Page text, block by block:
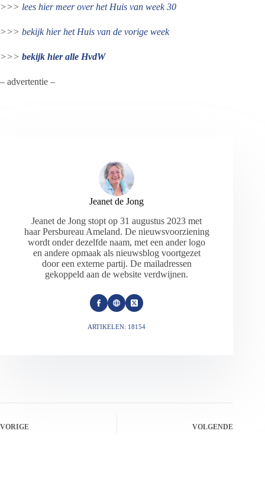
>>> lees hier meer over het Huis van week 30
>>> bekijk hier het Huis van de vorige week
>>> bekijk hier alle HvdW
– advertentie –
Jeanet de Jong
Jeanet de Jong stopt op 31 augustus 2023 met
haar Persbureau Ameland. De nieuwsvoorziening
wordt onder dezelfde naam, met een ander logo
en andere opmaak als nieuwsblog voortgezet
door een externe partij. De mailadressen
gekoppeld aan de website verdwijnen.
ARTIKELEN: 18154
VORIGE VOLGENDE